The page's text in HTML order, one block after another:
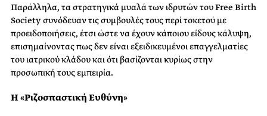
Παράλληλα, τα στρατηγικά μυαλά των ιδρυτών του Free Birth
Society συνόδευαν τις συμβουλές τους περί τοκετού με
προειδοποιήσεις, έτσι ώστε να έχουν κάποιου είδους κάλυψη,
επισημαίνοντας πως δεν είναι εξειδικευμένοι επαγγελματίες
του ιατρικού κλάδου και ότι βασίζονται κυρίως στην
προσωπική τους εμπειρία.
Η «Ριζοσπαστική Ευθύνη»